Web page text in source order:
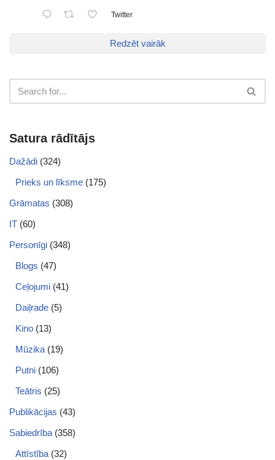
Twitter
Redzēt vairāk
Satura rādītājs
Dažādi (324)
Prieks un līksme (175)
Grāmatas (308)
IT (60)
Personīgi (348)
Blogs (47)
Ceļojumi (41)
Daiļrade (5)
Kino (13)
Mūzika (19)
Putni (106)
Teātris (25)
Publikācijas (43)
Sabiedrība (358)
Attīstība (32)